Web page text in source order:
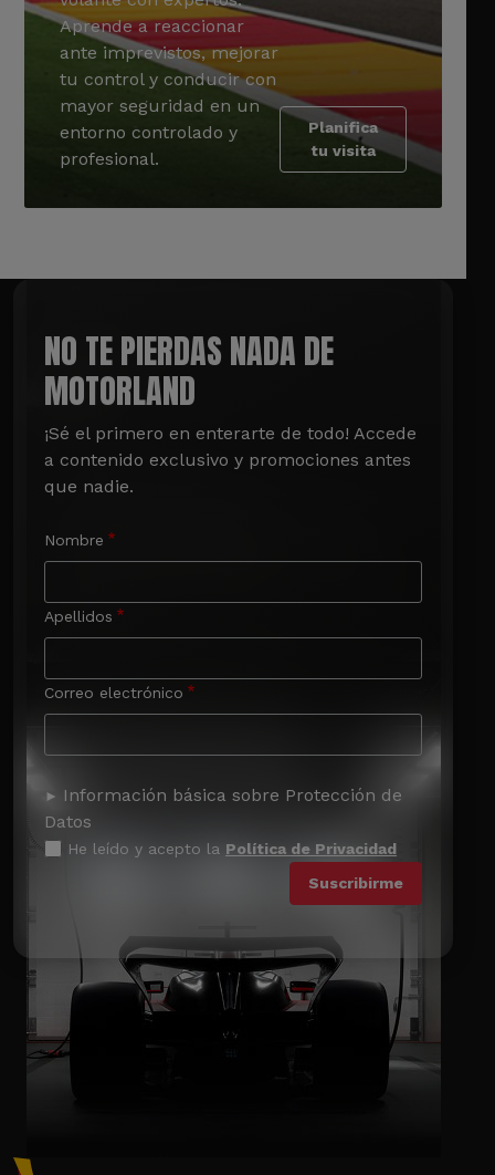
Aprende a reaccionar
ante imprevistos, mejorar
tu control y conducir con
mayor seguridad en un
entorno controlado y
profesional.
Planifica
tu visita
NO TE PIERDAS NADA DE
MOTORLAND
¡Sé el primero en enterarte de todo! Accede
a contenido exclusivo y promociones antes
que nadie.
Nombre
Apellidos
Correo electrónico
Información básica sobre Protección de
Datos
He leído y acepto la Política de Privacidad